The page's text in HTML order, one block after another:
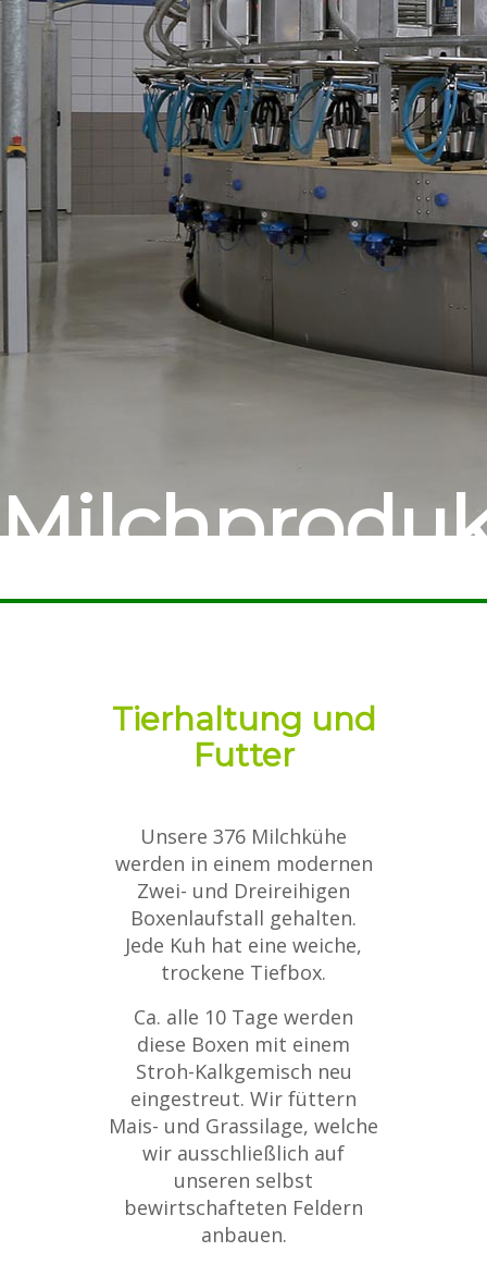
Tierhaltung und
Futter
Unsere 376 Milchkühe
werden in einem modernen
Zwei- und Dreireihigen
Boxenlaufstall gehalten.
Jede Kuh hat eine weiche,
trockene Tiefbox.
Ca. alle 10 Tage werden
diese Boxen mit einem
Stroh-Kalkgemisch neu
eingestreut. Wir füttern
Mais- und Grassilage, welche
wir ausschließlich auf
unseren selbst
bewirtschafteten Feldern
anbauen.